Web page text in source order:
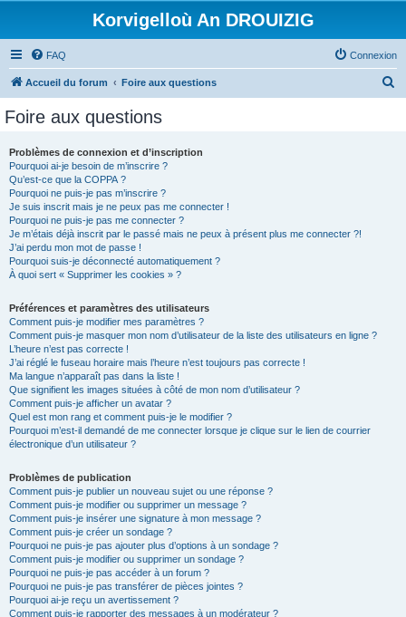
Korvigelloù An DROUIZIG
FAQ Connexion
Accueil du forum Foire aux questions
Foire aux questions
Problèmes de connexion et d’inscription
Pourquoi ai-je besoin de m’inscrire ?
Qu’est-ce que la COPPA ?
Pourquoi ne puis-je pas m’inscrire ?
Je suis inscrit mais je ne peux pas me connecter !
Pourquoi ne puis-je pas me connecter ?
Je m’étais déjà inscrit par le passé mais ne peux à présent plus me connecter ?!
J’ai perdu mon mot de passe !
Pourquoi suis-je déconnecté automatiquement ?
À quoi sert « Supprimer les cookies » ?
Préférences et paramètres des utilisateurs
Comment puis-je modifier mes paramètres ?
Comment puis-je masquer mon nom d’utilisateur de la liste des utilisateurs en ligne ?
L’heure n’est pas correcte !
J’ai réglé le fuseau horaire mais l’heure n’est toujours pas correcte !
Ma langue n’apparaît pas dans la liste !
Que signifient les images situées à côté de mon nom d’utilisateur ?
Comment puis-je afficher un avatar ?
Quel est mon rang et comment puis-je le modifier ?
Pourquoi m’est-il demandé de me connecter lorsque je clique sur le lien de courrier
électronique d’un utilisateur ?
Problèmes de publication
Comment puis-je publier un nouveau sujet ou une réponse ?
Comment puis-je modifier ou supprimer un message ?
Comment puis-je insérer une signature à mon message ?
Comment puis-je créer un sondage ?
Pourquoi ne puis-je pas ajouter plus d’options à un sondage ?
Comment puis-je modifier ou supprimer un sondage ?
Pourquoi ne puis-je pas accéder à un forum ?
Pourquoi ne puis-je pas transférer de pièces jointes ?
Pourquoi ai-je reçu un avertissement ?
Comment puis-je rapporter des messages à un modérateur ?